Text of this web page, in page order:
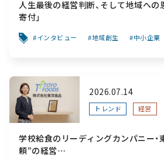
人生最後の経営判断、そして地域への
寄付」
インタビュー 地域創生 中小企業
2026.07.14
トレンド 経営
学校給食のリーディングカンパニー・
頼”の経営